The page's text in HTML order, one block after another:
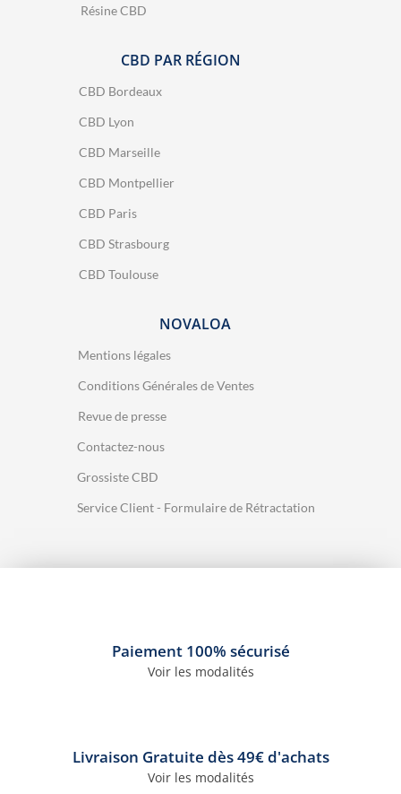
Résine CBD
CBD PAR RÉGION
CBD Bordeaux
CBD Lyon
CBD Marseille
CBD Montpellier
CBD Paris
CBD Strasbourg
CBD Toulouse
NOVALOA
Mentions légales
Conditions Générales de Ventes
Revue de presse
Contactez-nous
Grossiste CBD
Service Client - Formulaire de Rétractation
Paiement 100% sécurisé
Voir les modalités
Livraison Gratuite dès 49€ d'achats
Voir les modalités